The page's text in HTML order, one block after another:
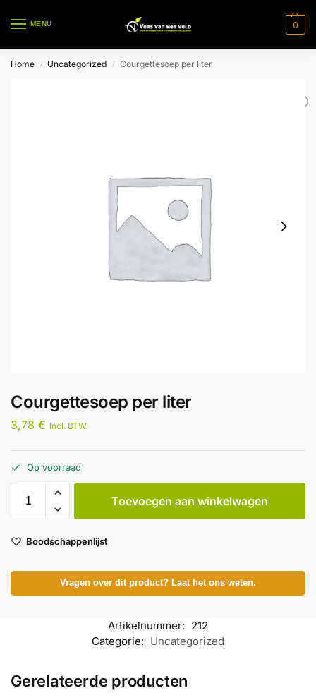
MENU 0
Home / Uncategorized / Courgettesoep per liter
Courgettesoep per liter
3,78 € Incl. BTW
Op voorraad
Toevoegen aan winkelwagen
Boodschappenlijst
Vragen over dit product? Laat het ons weten.
Artikelnummer: 212
Categorie: Uncategorized
Gerelateerde producten